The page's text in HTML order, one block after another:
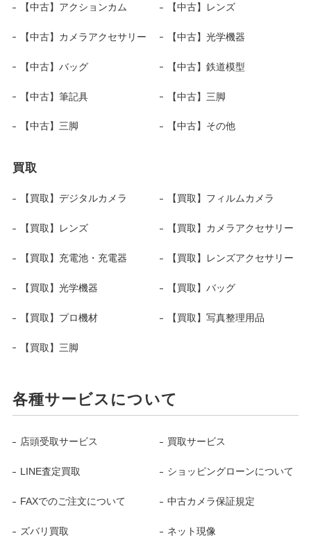
【中古】アクションカム 【中古】レンズ
【中古】カメラアクセサリー 【中古】光学機器
【中古】バッグ 【中古】鉄道模型
【中古】筆記具 【中古】三脚
【中古】三脚 【中古】その他
買取
【買取】デジタルカメラ 【買取】フィルムカメラ
【買取】レンズ 【買取】カメラアクセサリー
【買取】充電池・充電器 【買取】レンズアクセサリー
【買取】光学機器 【買取】バッグ
【買取】プロ機材 【買取】写真整理用品
【買取】三脚
各種サービスについて
店頭受取サービス 買取サービス
LINE査定買取 ショッピングローンについて
FAXでのご注文について 中古カメラ保証規定
ズバリ買取 ネット現像